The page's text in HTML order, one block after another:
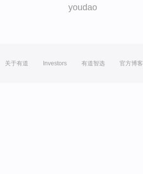
youdao
关于有道 Investors 有道智选 官方博客